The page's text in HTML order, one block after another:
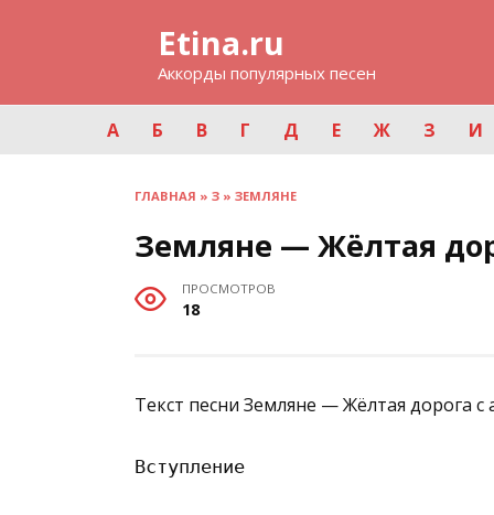
Etina.ru
Аккорды популярных песен
А Б В Г Д Е Ж З И
ГЛАВНАЯ » З » ЗЕМЛЯНЕ
Земляне — Жёлтая
ПРОСМОТРОВ
18
Текст песни Земляне — Жёлтая дорога с
Вступление